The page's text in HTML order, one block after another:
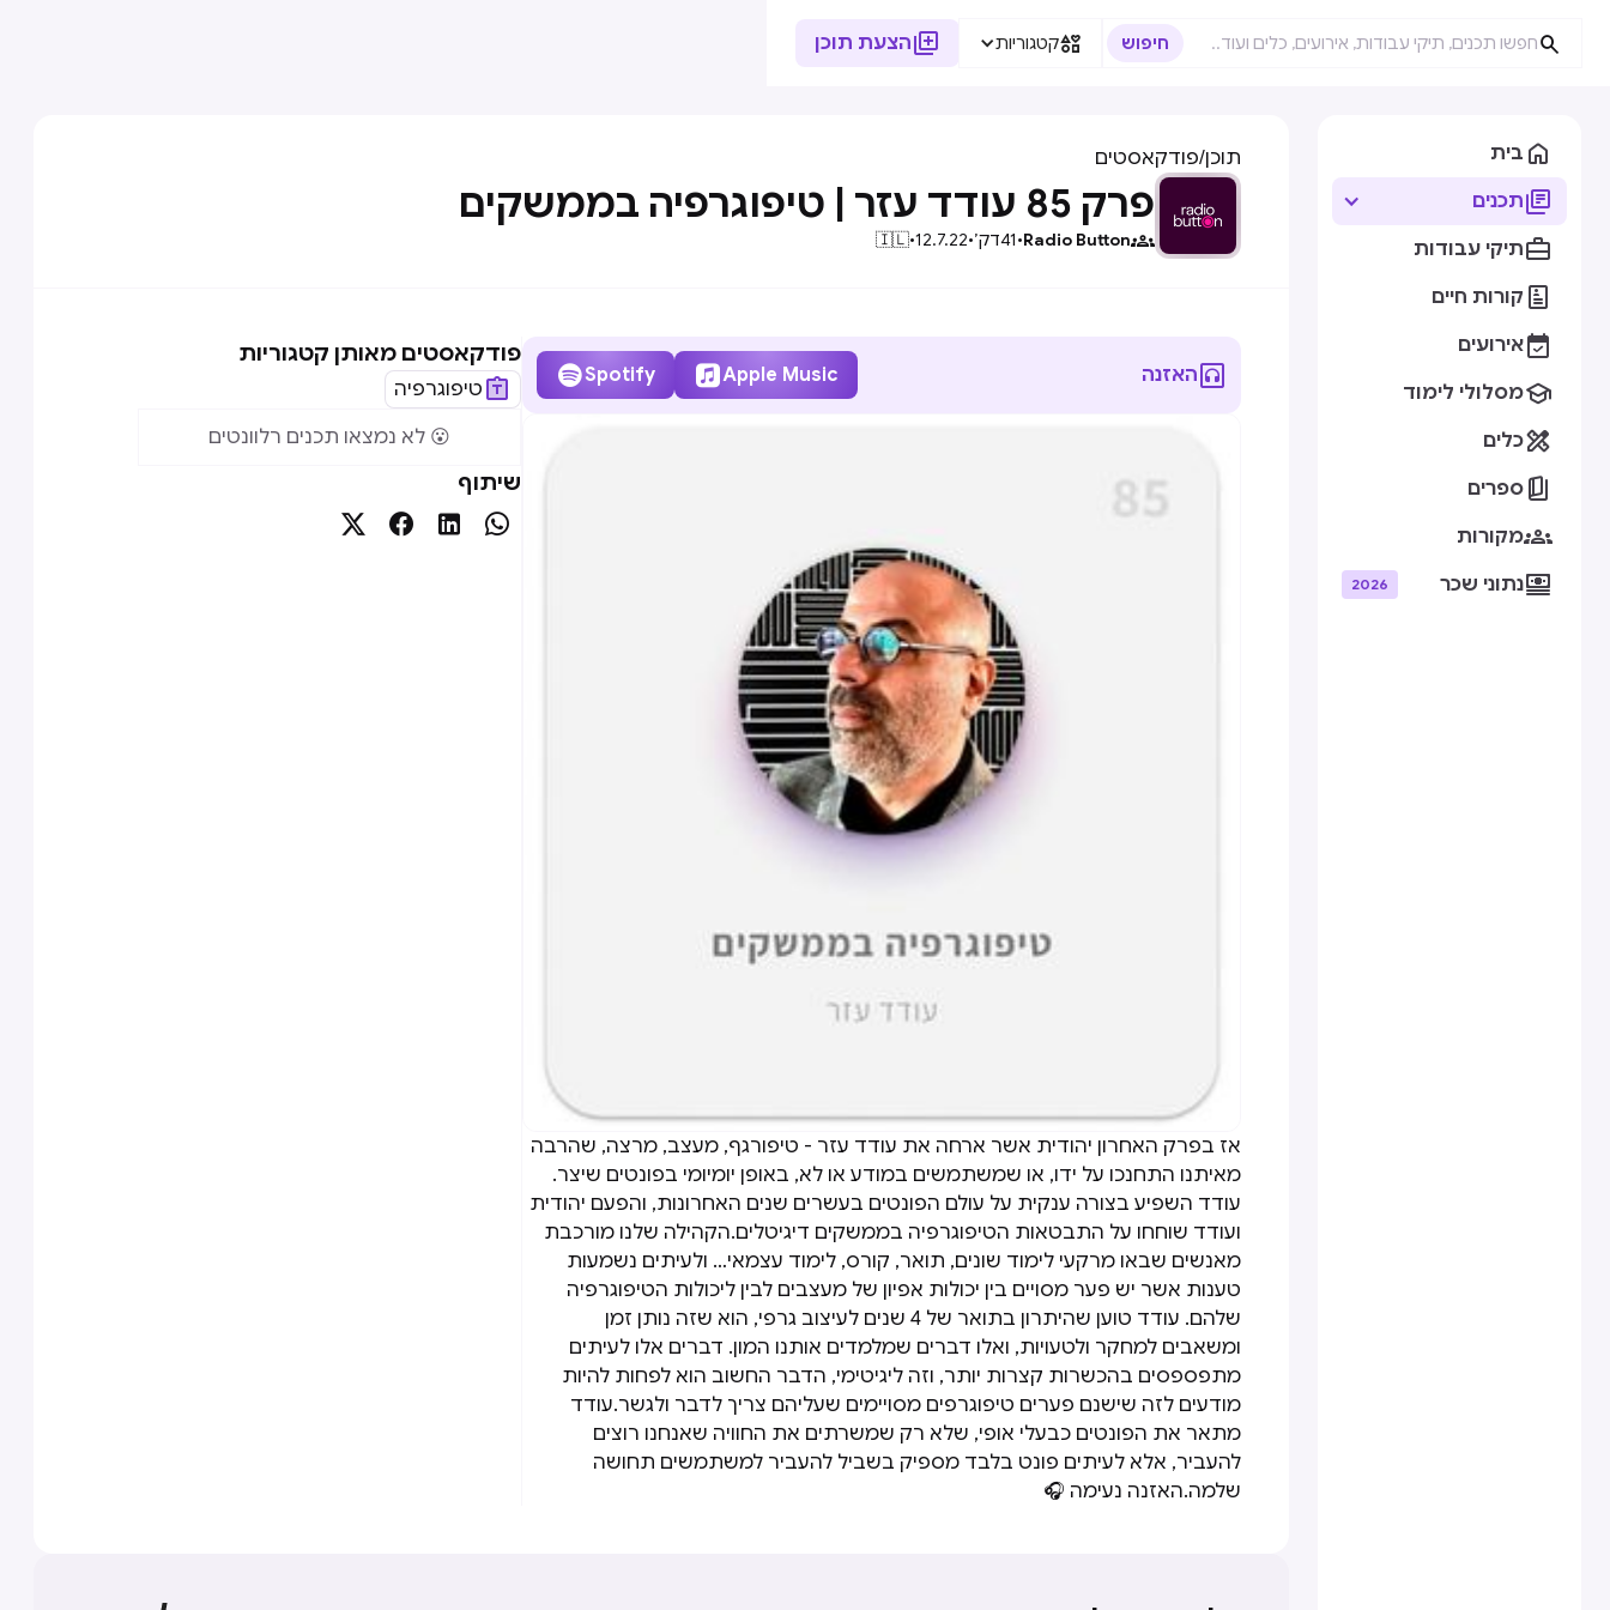

קטגוריות הצעת תוכן
 בית
תכנים
תיקי עבודות
 קורות חיים
אירועים
מסלולי לימוד
כלים
 ספרים
מקורות
נתוני שכר 2026
תוכן/פודקאסטים
פרק 85 עודד עזר | טיפוגרפיה בממשקים

Radio Button
•
41דק׳•
12.7.22
•
🇮🇱
האזנה Apple Music

Spotify

אז בפרק האחרון יהודית אשר ארחה את עודד עזר - טיפורגף, מעצב, מרצה, שהרבה
מאיתנו התחנכו על ידו, או שמשתמשים במודע או לא, באופן יומיומי בפונטים שיצר.
עודד השפיע בצורה ענקית על עולם הפונטים בעשרים שנים האחרונות, והפעם יהודית
ועודד שוחחו על התבטאות הטיפוגרפיה בממשקים דיגיטלים.הקהילה שלנו מורכבת
מאנשים שבאו מרקעי לימוד שונים, תואר, קורס, לימוד עצמאי… ולעיתים נשמעות
טענות אשר יש פער מסויים בין יכולות אפיון של מעצבים לבין ליכולות הטיפוגרפיה
שלהם. עודד טוען שהיתרון בתואר של 4 שנים לעיצוב גרפי, הוא שזה נותן זמן
ומשאבים למחקר ולטעויות, ואלו דברים שמלמדים אותנו המון. דברים אלו לעיתים
מתפספסים בהכשרות קצרות יותר, וזה ליגיטימי, הדבר החשוב הוא לפחות להיות
מודעים לזה שישנם פערים טיפוגרפים מסויימים שעליהם צריך לדבר ולגשר.עודד
מתאר את הפונטים כבעלי אופי, שלא רק שמשרתים את החוויה שאנחנו רוצים
להעביר, אלא לעיתים פונט בלבד מספיק בשביל להעביר למשתמשים תחושה
שלמה.האזנה נעימה 🎧
פודקאסטים מאותן קטגוריות
טיפוגרפיה
😮 לא נמצאו תכנים רלוונטים
שיתוף



